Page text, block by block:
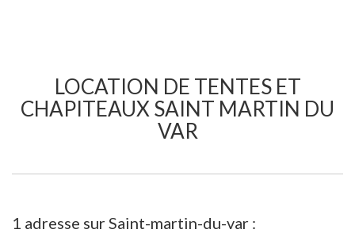
LOCATION DE TENTES ET
CHAPITEAUX SAINT MARTIN DU
VAR
1 adresse sur Saint-martin-du-var :